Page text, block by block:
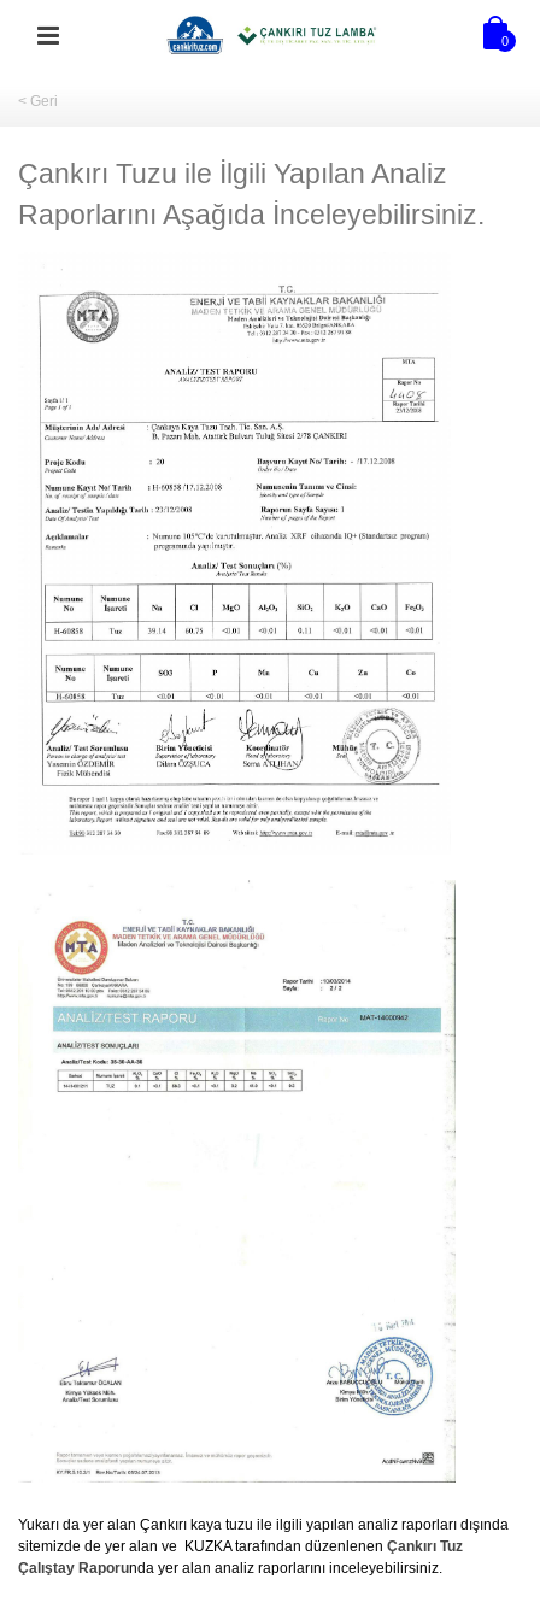
0
< Geri
Çankırı Tuzu ile İlgili Yapılan Analiz
Raporlarını Aşağıda İnceleyebilirsiniz.
Yukarı da yer alan Çankırı kaya tuzu ile ilgili yapılan analiz raporları dışında
sitemizde de yer alan ve KUZKA tarafından düzenlenen Çankırı Tuz
Çalıştay Raporunda yer alan analiz raporlarını inceleyebilirsiniz.